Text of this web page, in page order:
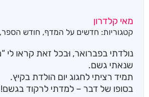
מבוסס על
דירוגים של
מאי קלדרון
קטגוריות: חדשים על המדף, חודש הספר,
נולדתי בפברואר, וּבכל זאת קראו לי
שנאתי גשם.
תמיד רציתי לחגוג יום הולדת בקיץ.
בסופו של דבר – למדתי לרקוד בגשם!